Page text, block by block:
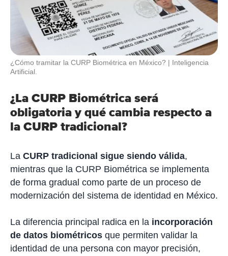
¿Cómo tramitar la CURP Biométrica en México?
Inteligencia
Artificial.
¿La CURP Biométrica será
obligatoria y qué cambia respecto a
la CURP tradicional?
La CURP tradicional sigue siendo válida,
mientras que la CURP Biométrica se implementa
de forma gradual como parte de un proceso de
modernización del sistema de identidad en México.
La diferencia principal radica en la incorporación
de datos biométricos que permiten validar la
identidad de una persona con mayor precisión,